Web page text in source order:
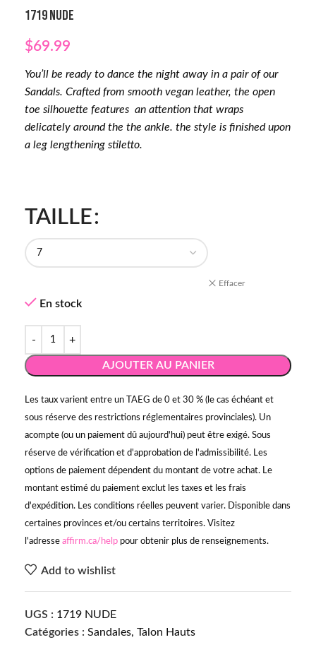
1719 NUDE
$69.99
You’ll be ready to dance the night away in a pair of our
Sandals. Crafted from smooth vegan leather, the open
toe silhouette features an attention that wraps
delicately around the the ankle. the style is finished upon
a leg lengthening stiletto.
TAILLE
Effacer
En stock
AJOUTER AU PANIER
Les taux varient entre un TAEG de 0 et 30 % (le cas échéant et
sous réserve des restrictions réglementaires provinciales). Un
acompte (ou un paiement dû aujourd'hui) peut être exigé. Sous
réserve de vérification et d'approbation de l'admissibilité. Les
options de paiement dépendent du montant de votre achat. Le
montant estimé du paiement exclut les taxes et les frais
d'expédition. Les conditions réelles peuvent varier. Disponible dans
certaines provinces et/ou certains territoires. Visitez
l'adresse affirm.ca/help pour obtenir plus de renseignements.
Add to wishlist
UGS : 1719 NUDE
Catégories : Sandales, Talon Hauts